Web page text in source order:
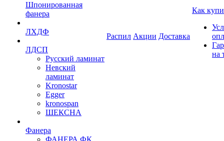
Шпонированная
фанера
ЛХДФ
ЛДСП
Русский ламинат
Невский
ламинат
Kronostar
Egger
kronospan
ШЕКСНА
Фанера
ФАНЕРА ФК
Распил Акции Доставка
Как
на